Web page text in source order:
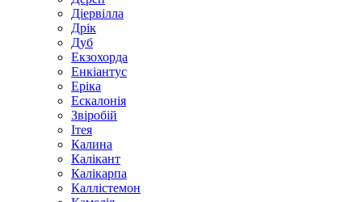
Діервілла
Дрік
Дуб
Екзохорда
Енкіантус
Еріка
Ескалонія
Звіробій
Ітея
Калина
Калікант
Калікарпа
Каллістемон